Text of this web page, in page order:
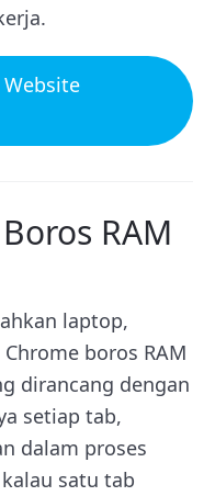
Website
RAM
laptop,
boros RAM
dirancang dengan
setiap tab,
dalam proses
satu tab